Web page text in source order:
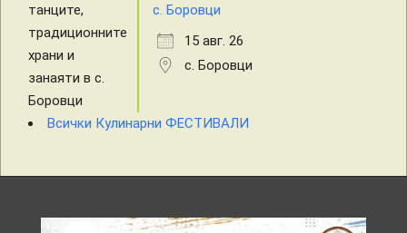
с. Боровци
15 авг. 26
с. Боровци
Всички Кулинарни ФЕСТИВАЛИ